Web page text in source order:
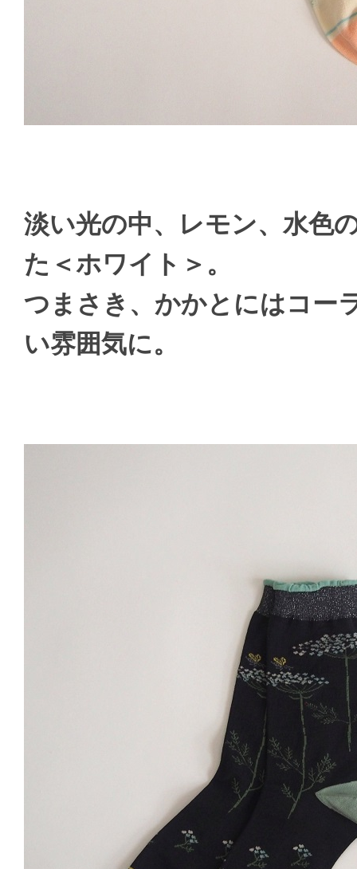
淡い光の中、レモン、水色
た＜ホワイト＞。
つまさき、かかとにはコー
い雰囲気に。